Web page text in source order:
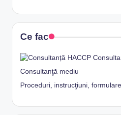
Ce fac
Consultanţă mediu
Proceduri, instrucţiuni,